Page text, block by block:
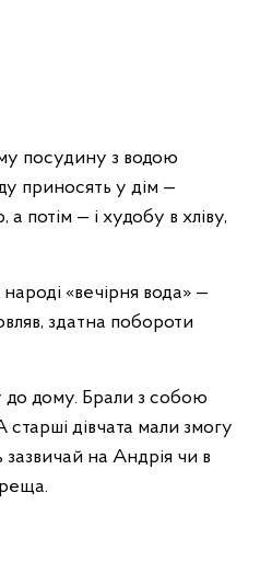
посудину з водою
приносять у дім —
потім — і худобу в хліву,
«вечірня вода» —
здатна побороти
до дому. Брали з собою
дівчата мали змогу
зазвичай на Андрія чи в